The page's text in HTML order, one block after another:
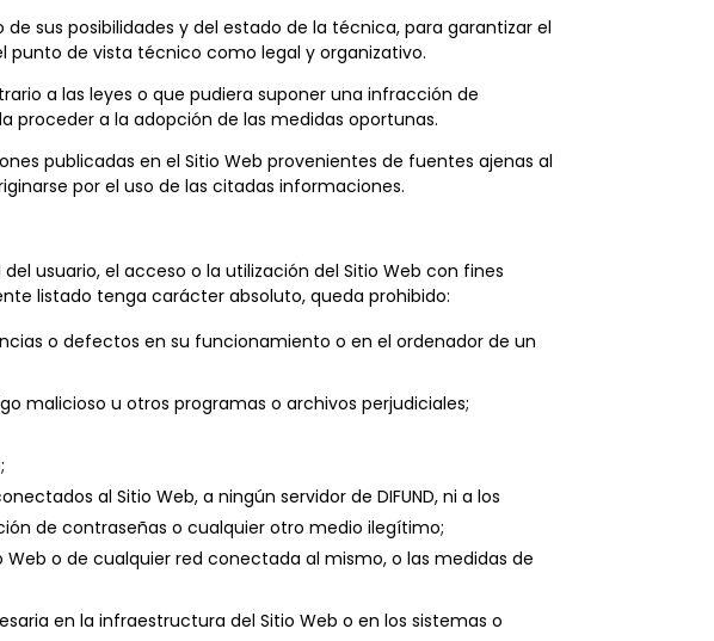
sus posibilidades y del estado de la técnica, para garantizar el
punto de vista técnico como legal y organizativo.
a las leyes o que pudiera suponer una infracción de
proceder a la adopción de las medidas oportunas.
publicadas en el Sitio Web provenientes de fuentes ajenas al
por el uso de las citadas informaciones.
usuario, el acceso o la utilización del Sitio Web con fines
listado tenga carácter absoluto, queda prohibido:
o defectos en su funcionamiento o en el ordenador de un
malicioso u otros programas o archivos perjudiciales;
al Sitio Web, a ningún servidor de DIFUND, ni a los
de contraseñas o cualquier otro medio ilegítimo;
o de cualquier red conectada al mismo, o las medidas de
en la infraestructura del Sitio Web o en los sistemas o